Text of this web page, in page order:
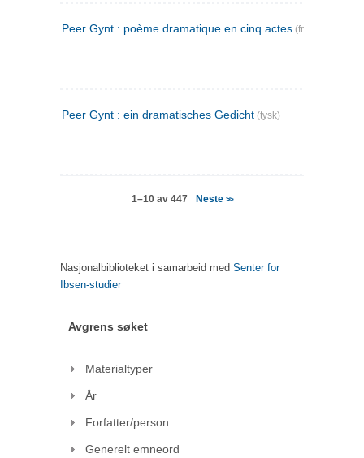
Peer Gynt : poème dramatique en cinq actes (fransk)
Peer Gynt : ein dramatisches Gedicht (tysk)
1–10 av 447 Neste >>
Nasjonalbiblioteket i samarbeid med Senter for
Ibsen-studier
Avgrens søket
Materialtyper
År
Forfatter/person
Generelt emneord